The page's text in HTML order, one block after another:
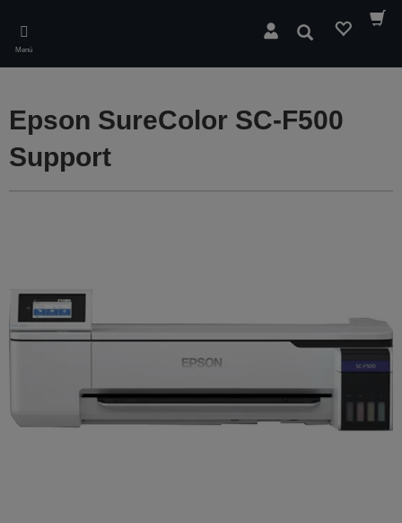
main
content
Menú
Buscar
Epson SureColor SC-F500
Support